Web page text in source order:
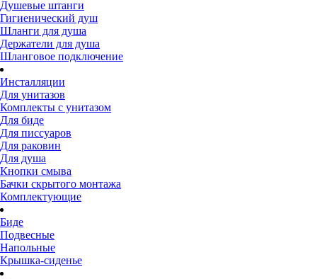
Душевые штанги
Гигиенический душ
Шланги для душа
Держатели для душа
Шланговое подключение
Инсталляции
Для унитазов
Комплекты с унитазом
Для биде
Для писсуаров
Для раковин
Для душа
Кнопки смыва
Бачки скрытого монтажа
Комплектующие
Биде
Подвесные
Напольные
Крышка-сиденье